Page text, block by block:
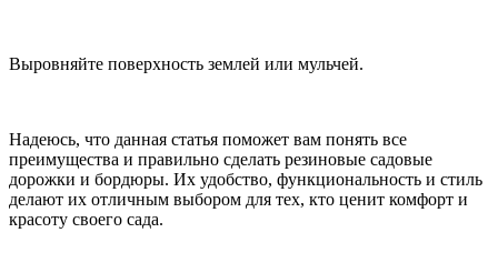
Выровняйте поверхность землей или мульчей.
Надеюсь, что данная статья поможет вам понять все
преимущества и правильно сделать резиновые садовые
дорожки и бордюры. Их удобство, функциональность и стиль
делают их отличным выбором для тех, кто ценит комфорт и
красоту своего сада.